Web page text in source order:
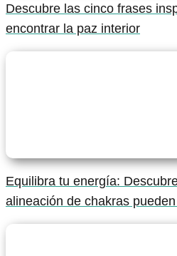
Descubre las cinco frases
encontrar la paz interior
Equilibra tu energía:
alineación de chakras